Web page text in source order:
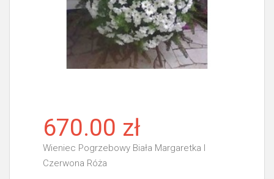
670.00 zł
Wieniec Pogrzebowy Biała Margaretka I
Czerwona Róża